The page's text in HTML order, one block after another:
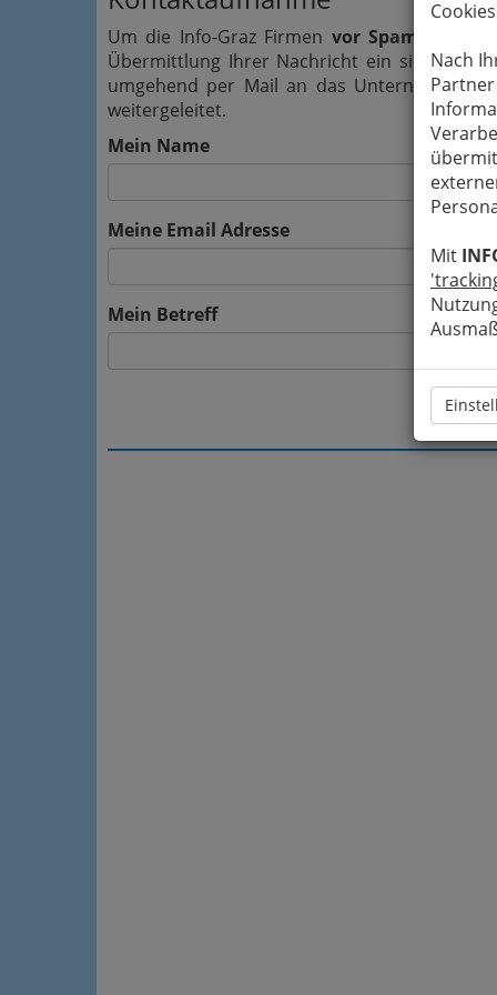
Nach
Mit
Um die Info-Graz Firmen vor Spam-Mails
Übermittlung Ihrer Nachricht ein sicheres
umgehend per Mail an das Unternehmen
weitergeleitet.
Mein Name
Meine Email Adresse
Mein Betreff